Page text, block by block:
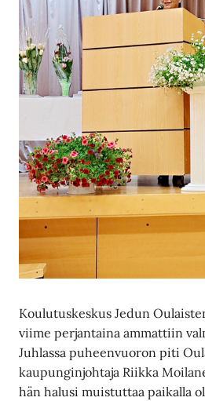
Koulutuskeskus Jedun
viime perjantaina ammattiin
Juhlassa puheenvuoron piti
kaupunginjohtaja Riikka
hän halusi muistuttaa paikalla